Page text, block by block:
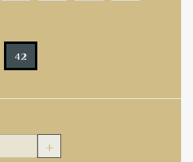
42
+